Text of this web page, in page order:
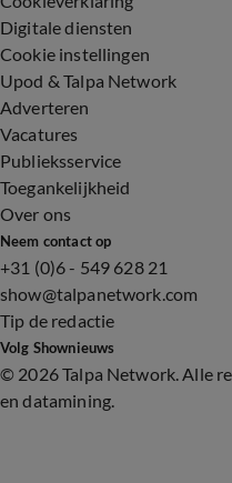
Digitale diensten
Cookie instellingen
Upod & Talpa Network
Adverteren
Vacatures
Publieksservice
Toegankelijkheid
Over ons
Neem contact op
+31 (0)6 - 549 628 21
show@talpanetwork.com
Tip de redactie
Volg Shownieuws
© 2026 Talpa Network. Alle
en datamining.